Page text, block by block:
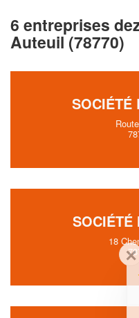
6 entreprises
Auteuil (78770)
SOCIÉTÉ
SOCIÉTÉ
18